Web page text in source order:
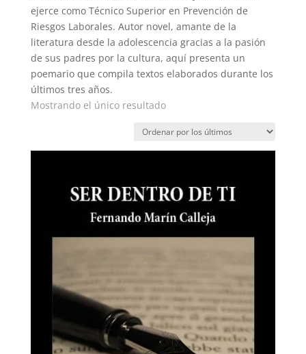
ejerce como Técnico Superior en Prevención de
Riesgos Laborales. Autor novel, amante de la
literatura desde la adolescencia gracias a la pasión
de sus padres por la cultura, aquí presenta un
poemario que compila textos elaborados durante los
últimos tres años.
Mostrando el único resultado